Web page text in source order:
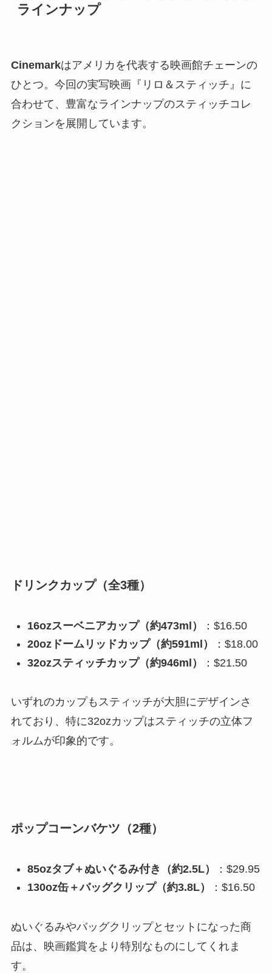
ラインナップ
Cinemarkはアメリカを代表する映画館チェーンの
ひとつ。今回の実写映画『リロ＆スティッチ』に
合わせて、豊富なラインナップのスティッチコレ
クションを展開しています。
ドリンクカップ（全3種）
16ozスーベニアカップ（約473ml）
：$16.50
20ozドームリッドカップ（約591ml）
：$18.00
32ozスティッチカップ（約946ml）
：$21.50
いずれのカップもスティッチが大胆にデザインさ
れており、特に32ozカップはスティッチの立体フ
ォルムが印象的です。
ポップコーンバケツ（2種）
85ozタブ＋ぬいぐるみ付き（約2.5L）
：$29.95
130oz缶＋バッグクリップ（約3.8L）
：$16.50
ぬいぐるみやバッグクリップとセットになった商
品は、映画鑑賞をより特別なものにしてくれま
す。